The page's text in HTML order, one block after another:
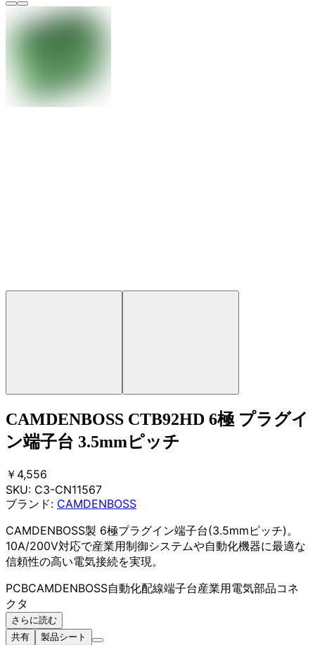
CAMDENBOSS CTB92HD 6極 プラグイ
ン端子台 3.5mmピッチ
￥4,556
SKU: C3-CN11567
ブランド: CAMDENBOSS
CAMDENBOSS製 6極プラグイン端子台(3.5mmピッチ)。
10A/200V対応で産業用制御システムや自動化機器に最適な
信頼性の高い電気接続を実現。
PCBCAMDENBOSS自動化配線端子台産業用電気部品コネ
クタ
さらに読む
共有
製品シート